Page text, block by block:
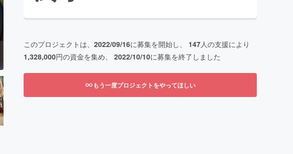
このプロジェクトは、 2022/09/16に募集を開始し、 147人の支援により
1,328,000円の資金を集め、 2022/10/10に募集を終了しました
もう一度プロジェクトをやってほしい